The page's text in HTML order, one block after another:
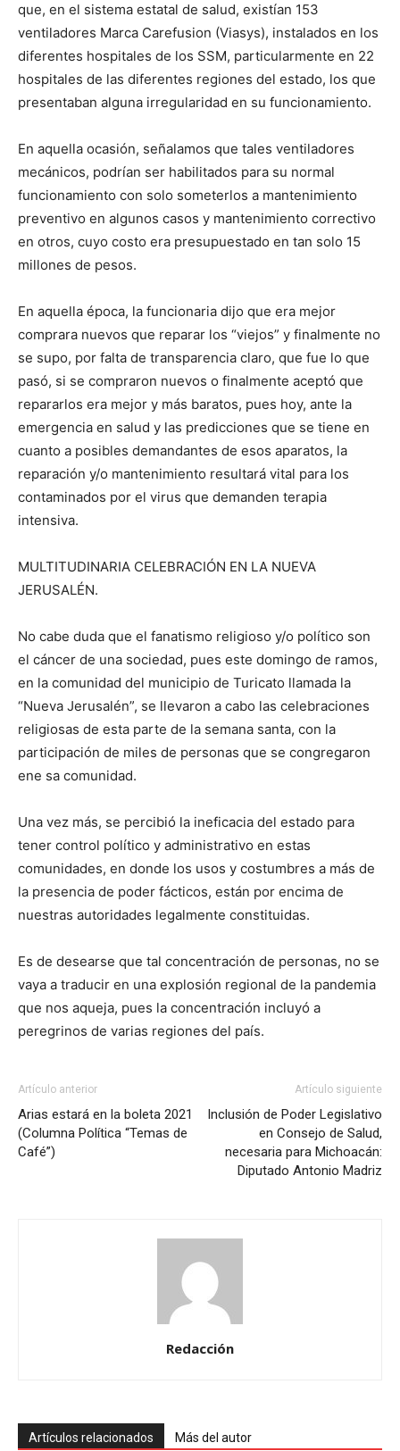
que, en el sistema estatal de salud, existían 153
ventiladores Marca Carefusion (Viasys), instalados en los
diferentes hospitales de los SSM, particularmente en 22
hospitales de las diferentes regiones del estado, los que
presentaban alguna irregularidad en su funcionamiento.
En aquella ocasión, señalamos que tales ventiladores
mecánicos, podrían ser habilitados para su normal
funcionamiento con solo someterlos a mantenimiento
preventivo en algunos casos y mantenimiento correctivo
en otros, cuyo costo era presupuestado en tan solo 15
millones de pesos.
En aquella época, la funcionaria dijo que era mejor
comprara nuevos que reparar los “viejos” y finalmente no
se supo, por falta de transparencia claro, que fue lo que
pasó, si se compraron nuevos o finalmente aceptó que
repararlos era mejor y más baratos, pues hoy, ante la
emergencia en salud y las predicciones que se tiene en
cuanto a posibles demandantes de esos aparatos, la
reparación y/o mantenimiento resultará vital para los
contaminados por el virus que demanden terapia
intensiva.
MULTITUDINARIA CELEBRACIÓN EN LA NUEVA
JERUSALÉN.
No cabe duda que el fanatismo religioso y/o político son
el cáncer de una sociedad, pues este domingo de ramos,
en la comunidad del municipio de Turicato llamada la
“Nueva Jerusalén”, se llevaron a cabo las celebraciones
religiosas de esta parte de la semana santa, con la
participación de miles de personas que se congregaron
ene sa comunidad.
Una vez más, se percibió la ineficacia del estado para
tener control político y administrativo en estas
comunidades, en donde los usos y costumbres a más de
la presencia de poder fácticos, están por encima de
nuestras autoridades legalmente constituidas.
Es de desearse que tal concentración de personas, no se
vaya a traducir en una explosión regional de la pandemia
que nos aqueja, pues la concentración incluyó a
peregrinos de varias regiones del país.
Artículo anterior
Arias estará en la boleta 2021
(Columna Política “Temas de
Café”)
Artículo siguiente
Inclusión de Poder Legislativo
en Consejo de Salud,
necesaria para Michoacán:
Diputado Antonio Madriz
Redacción
Artículos relacionados Más del autor